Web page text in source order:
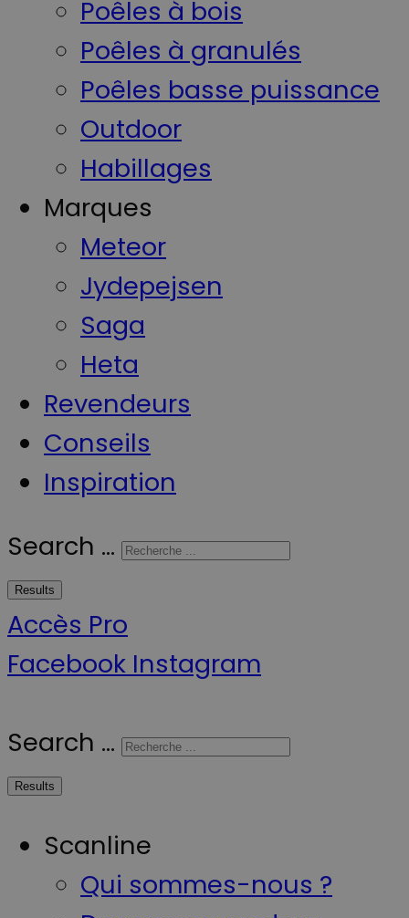
Poêles à bois
Poêles à granulés
Poêles basse puissance
Outdoor
Habillages
Marques
Meteor
Jydepejsen
Saga
Heta
Revendeurs
Conseils
Inspiration
Search ...
Results
Accès Pro
Facebook Instagram
Search ...
Results
Scanline
Qui sommes-nous ?